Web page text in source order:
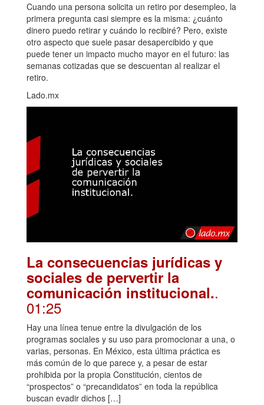
Cuando una persona solicita un retiro por desempleo, la
primera pregunta casi siempre es la misma: ¿cuánto
dinero puedo retirar y cuándo lo recibiré? Pero, existe
otro aspecto que suele pasar desapercibido y que
puede tener un impacto mucho mayor en el futuro: las
semanas cotizadas que se descuentan al realizar el
retiro.
Lado.mx
La consecuencias jurídicas y
sociales de pervertir la
comunicación institucional..
01:25
Hay una línea tenue entre la divulgación de los
programas sociales y su uso para promocionar a una, o
varias, personas. En México, esta última práctica es
más común de lo que parece y, a pesar de estar
prohibida por la propia Constitución, cientos de
“prospectos” o “precandidatos” en toda la república
buscan evadir dichos […]